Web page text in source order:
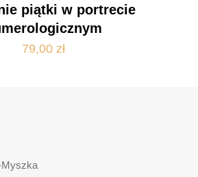
piątki w portrecie
79,00 zł
Myszka